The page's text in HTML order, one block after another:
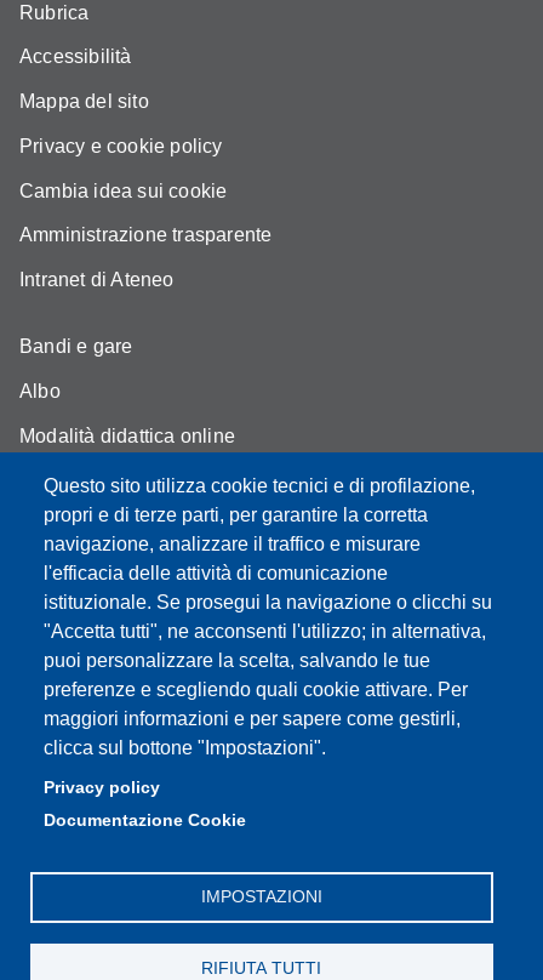
Questo sito utilizza cookie tecnici e di profilazione,
propri e di terze parti, per garantire la corretta
navigazione, analizzare il traffico e misurare
l'efficacia delle attività di comunicazione
istituzionale. Se prosegui la navigazione o clicchi su
"Accetta tutti", ne acconsenti l'utilizzo; in alternativa,
puoi personalizzare la scelta, salvando le tue
preferenze e scegliendo quali cookie attivare. Per
maggiori informazioni e per sapere come gestirli,
clicca sul bottone "Impostazioni".
Privacy policy
Documentazione Cookie
IMPOSTAZIONI
RIFIUTA TUTTI
Rubrica
Accessibilità
Mappa del sito
Privacy e cookie policy
Cambia idea sui cookie
Amministrazione trasparente
Intranet di Ateneo
Bandi e gare
Albo
Modalità didattica online
Segreteria studenti
Assicurazione qualità
Partita IVA: 00427620364
Dipartimento di Educazione e Scienze Umane
Sede: Viale Timavo 93 - 42121 Reggio nell'Emilia
Area Didattica: didattica.desu@unimore.it
Segreteria: segreteria.educazione@unimore.it
Telefono: 0522/523611 (portineria)